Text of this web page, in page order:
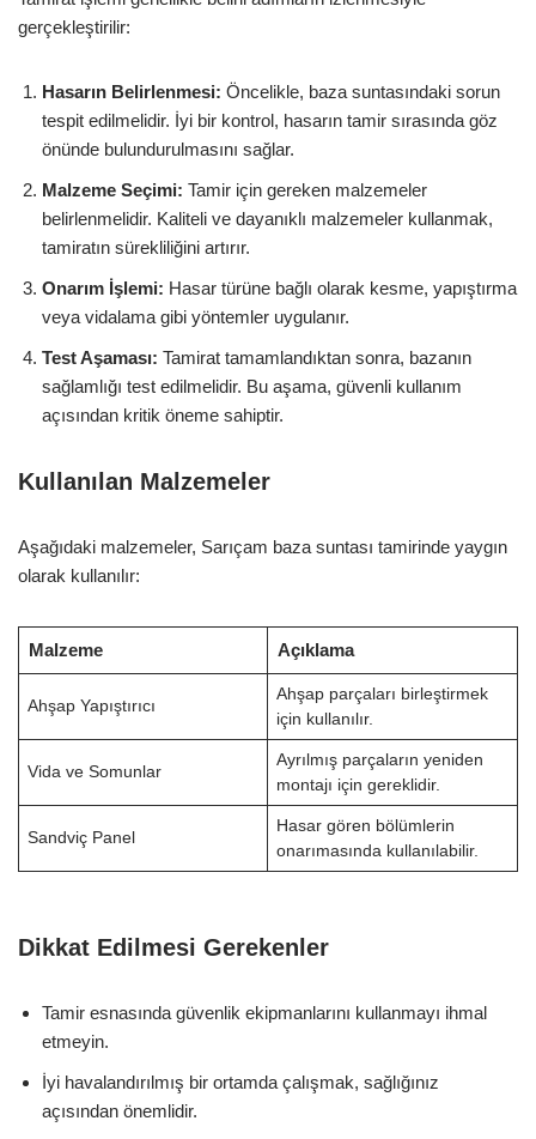
gerçekleştirilir:
Hasarın Belirlenmesi: Öncelikle, baza suntasındaki sorun
tespit edilmelidir. İyi bir kontrol, hasarın tamir sırasında göz
önünde bulundurulmasını sağlar.
Malzeme Seçimi: Tamir için gereken malzemeler
belirlenmelidir. Kaliteli ve dayanıklı malzemeler kullanmak,
tamiratın sürekliliğini artırır.
Onarım İşlemi: Hasar türüne bağlı olarak kesme, yapıştırma
veya vidalama gibi yöntemler uygulanır.
Test Aşaması: Tamirat tamamlandıktan sonra, bazanın
sağlamlığı test edilmelidir. Bu aşama, güvenli kullanım
açısından kritik öneme sahiptir.
Kullanılan Malzemeler
Aşağıdaki malzemeler, Sarıçam baza suntası tamirinde yaygın
olarak kullanılır:
Malzeme Açıklama
Ahşap Yapıştırıcı
Ahşap parçaları birleştirmek
için kullanılır.
Vida ve Somunlar
Ayrılmış parçaların yeniden
montajı için gereklidir.
Sandviç Panel
Hasar gören bölümlerin
onarımasında kullanılabilir.
Dikkat Edilmesi Gerekenler
Tamir esnasında güvenlik ekipmanlarını kullanmayı ihmal
etmeyin.
İyi havalandırılmış bir ortamda çalışmak, sağlığınız
açısından önemlidir.